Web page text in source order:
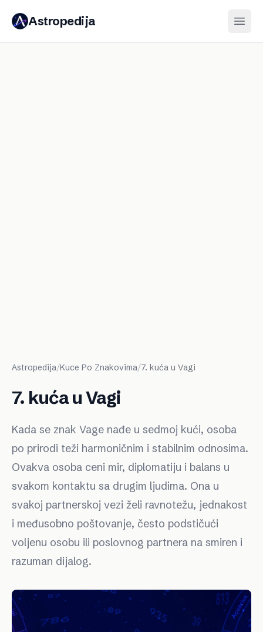
Astropedija
Astropedija/Kuce Po Znakovima/7. kuća u Vagi
7. kuća u Vagi
Kada se znak Vage nađe u sedmoj kući, osoba
po prirodi teži harmoničnim i stabilnim odnosima.
Ovakva osoba ceni mir, diplomatiju i balans u
svakom kontaktu sa drugim ljudima. Ona u
svakoj partnerskoj vezi želi ravnotežu, jednakost
i međusobno poštovanje, često podstičući
voljenu osobu ili poslovnog partnera na smiren i
razuman dijalog.